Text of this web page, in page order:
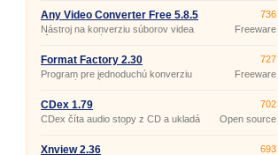
3g2, flv, swf,…), tvorbu prezentácií
snímok a hudobných vizualizácií.
Any Video Converter Free 5.8.5
Nástroj na konverziu súborov videa
rôznych formátov (AVI, FLV, MOV,
QT, WMV) do formátov AVI, WMV,
MPG, MP4, MKV, SWF, FLV.
736
Freeware
Format Factory 2.30
Program pre jednoduchú konverziu
zvukových súborov
súborov videa
(MP4/3GP/MPG/AVI/WMV/FLV/SWF).
727
Freeware
CDex 1.79
CDex číta audio stopy z CD a ukladá
ich na disk vo formátoch WAV, MP2,
702
Open source
Xnview 2.36
693